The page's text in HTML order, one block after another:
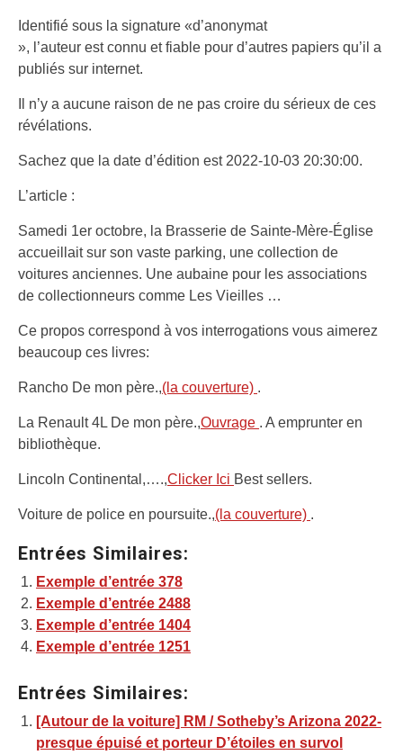
Identifié sous la signature «d’anonymat
», l’auteur est connu et fiable pour d’autres papiers qu’il a
publiés sur internet.
Il n’y a aucune raison de ne pas croire du sérieux de ces
révélations.
Sachez que la date d’édition est 2022-10-03 20:30:00.
L’article :
Samedi 1er octobre, la Brasserie de Sainte-Mère-Église
accueillait sur son vaste parking, une collection de
voitures anciennes. Une aubaine pour les associations
de collectionneurs comme Les Vieilles …
Ce propos correspond à vos interrogations vous aimerez
beaucoup ces livres:
Rancho De mon père.,(la couverture) .
La Renault 4L De mon père.,Ouvrage . A emprunter en
bibliothèque.
Lincoln Continental,….,Clicker Ici Best sellers.
Voiture de police en poursuite.,(la couverture) .
Entrées Similaires:
Exemple d’entrée 378
Exemple d’entrée 2488
Exemple d’entrée 1404
Exemple d’entrée 1251
Entrées Similaires:
[Autour de la voiture] RM / Sotheby’s Arizona 2022-
presque épuisé et porteur D’étoiles en survol